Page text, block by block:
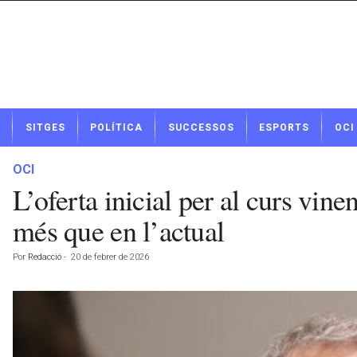
t
SITGES POLÍTICA SUCCESSOS ESPORTS OCI
OCI
L’oferta inicial per al curs
més que en l’actual
Por Redacció - 20 de febrer de 2026